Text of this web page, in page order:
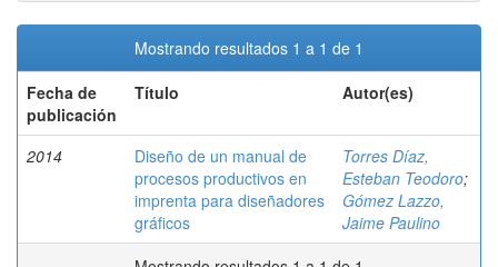
Mostrando resultados 1 a 1 de 1
Fecha de
publicación
Título Autor(es)
2014
Diseño de un manual de
procesos productivos en
imprenta para diseñadores
gráficos
Torres Díaz,
Esteban Teodoro;
Gómez Lazzo,
Jaime Paulino